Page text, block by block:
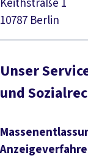
Keithstraße 1
10787 Berlin
Unser
und